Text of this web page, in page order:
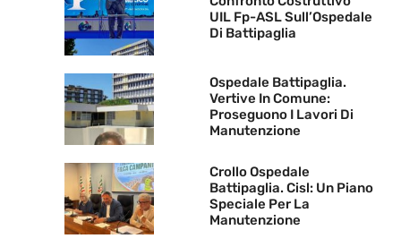
UIL Fp-ASL Sull’Ospedale
Di Battipaglia
Ospedale Battipaglia.
Vertive In Comune:
Proseguono I Lavori Di
Manutenzione
Crollo Ospedale
Battipaglia. Cisl: Un Piano
Speciale Per La
Manutenzione